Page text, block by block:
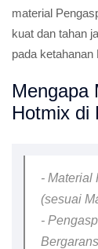
material
kuat dan tahan
pada ketahanan
Mengapa
Hotmix di
- Material
(sesuai
-